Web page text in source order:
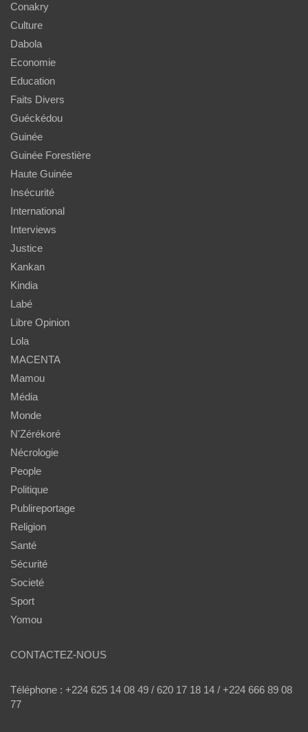
Conakry
Culture
Dabola
Economie
Education
Faits Divers
Guéckédou
Guinée
Guinée Forestière
Haute Guinée
Insécurité
International
Interviews
Justice
Kankan
Kindia
Labé
Libre Opinion
Lola
MACENTA
Mamou
Média
Monde
N'Zérékoré
Nécrologie
People
Politique
Publireportage
Religion
Santé
Sécurité
Societé
Sport
Yomou
CONTACTEZ-NOUS
Téléphone : +224 625 14 08 49 / 620 17 18 14 / +224 666 89 08
77